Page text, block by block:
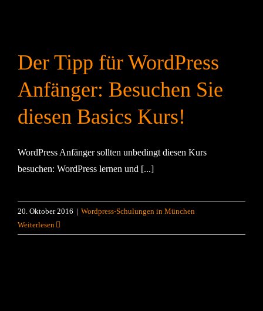
Der Tipp für WordPress
Anfänger: Besuchen Sie
diesen Basics Kurs!
WordPress Anfänger sollten unbedingt diesen Kurs
besuchen: WordPress lernen und [...]
20. Oktober 2016 | Wordpress-Schulungen in München
Weiterlesen